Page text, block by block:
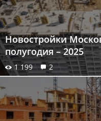
Новостройки
полугодия – 2025
1 199 2